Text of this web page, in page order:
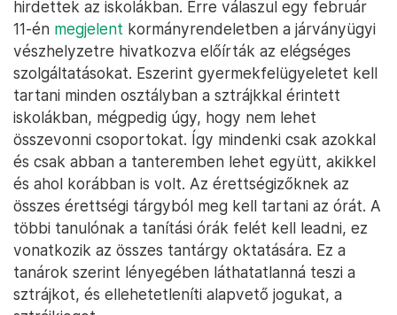
hirdettek az iskolákban. Erre válaszul egy február
11-én megjelent kormányrendeletben a járványügyi
vészhelyzetre hivatkozva előírták az elégséges
szolgáltatásokat. Eszerint gyermekfelügyeletet kell
tartani minden osztályban a sztrájkkal érintett
iskolákban, mégpedig úgy, hogy nem lehet
összevonni csoportokat. Így mindenki csak azokkal
és csak abban a tanteremben lehet együtt, akikkel
és ahol korábban is volt. Az érettségizőknek az
összes érettségi tárgyból meg kell tartani az órát. A
többi tanulónak a tanítási órák felét kell leadni, ez
vonatkozik az összes tantárgy oktatására. Ez a
tanárok szerint lényegében láthatatlanná teszi a
sztrájkot, és ellehetetleníti alapvető jogukat, a